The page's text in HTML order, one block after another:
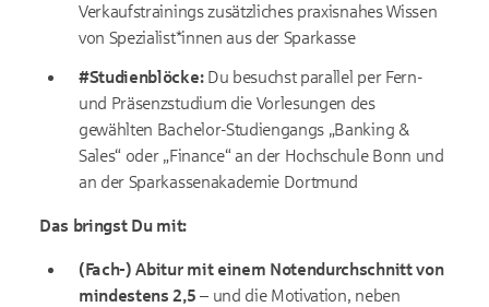
Verkaufstrainings zusätzliches praxisnahes Wissen
von Spezialist*innen aus der Sparkasse
#Studienblöcke:Du besuchst parallel per Fern-
und Präsenzstudium die Vorlesungen des
gewählten Bachelor-Studiengangs „Banking &
Sales“ oder „Finance“ an der Hochschule Bonn und
an der Sparkassenakademie Dortmund
Das bringst Du mit:
(Fach-) Abitur mit einem Notendurchschnitt von
mindestens 2,5 – und die Motivation, neben